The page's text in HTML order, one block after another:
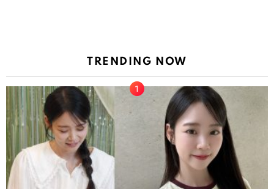
TRENDING NOW